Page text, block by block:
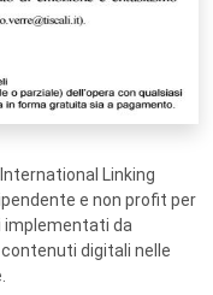
Linking
e non profit per
da
digitali nelle